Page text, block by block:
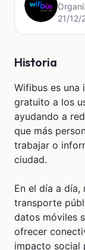
21/12/
Historia
Wifibus es una
gratuito a los
ayudando a
que más
trabajar o
ciudad.
En el día a día,
transporte
datos móviles
ofrecer
impacto social